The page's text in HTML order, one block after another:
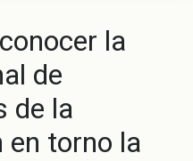
la
de
de la
en torno la